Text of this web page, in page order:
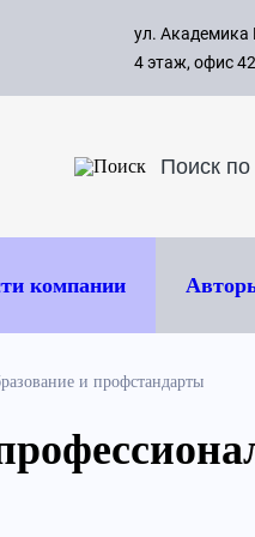
ул. Академика
4 этаж, офис
компании
и профстандарты